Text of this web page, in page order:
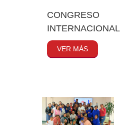
CONGRESO
INTERNACIONAL
VER MÁS